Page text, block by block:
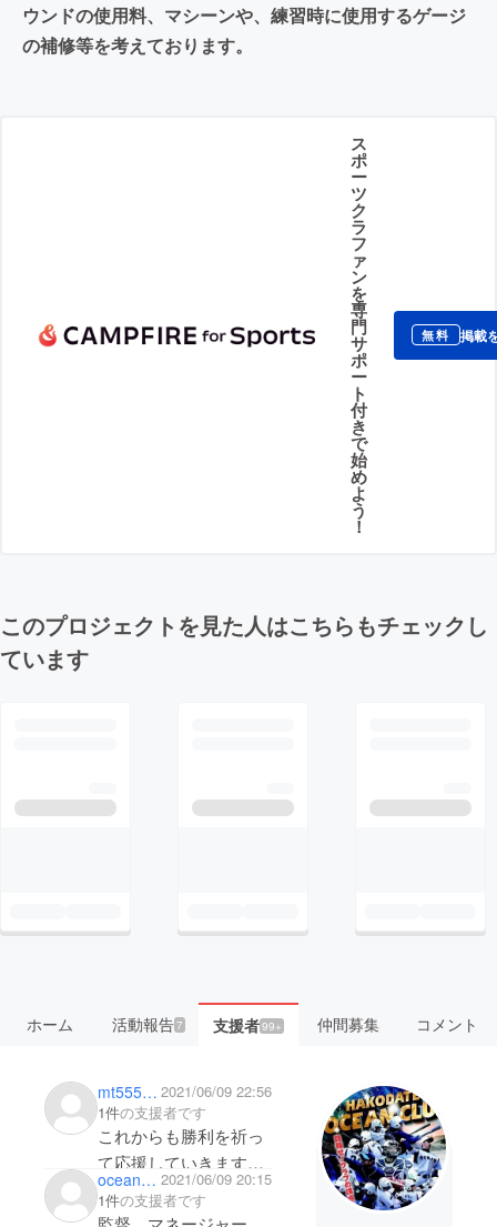
ウンドの使用料、マシーンや、練習時に使用するゲージ
の補修等を考えております。
ス
ポ
ー
ツ
ク
ラ
フ
ァ
ン
を
専
門
サ
ポ
ー
ト
付
き
で
始
め
よ
う
！
無料 掲載
このプロジェクトを見た人はこちらもチェックし
ています
ホーム 活動報告7 支援者99+ 仲間募集 コメント
mt55589172 2021/06/09 22:56
1件の支援者です
これからも勝利を祈っ
て応援していきます。
怪我なく、楽しくプ
レーしてください。
ocean10tomo 2021/06/09 20:15
1件の支援者です